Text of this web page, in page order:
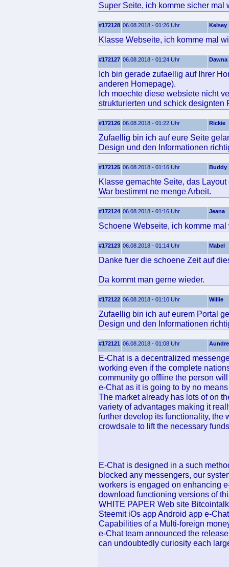
Super Seite, ich komme sicher mal
#172128 06.08.2018 - 01:26 Uhr Kelsey
Klasse Webseite, ich komme mal
#172127 06.08.2018 - 01:24 Uhr Dawna
Ich bin gerade zufaellig auf Ihrer
anderen Homepage).
Ich moechte diese websiete nicht
strukturierten und schick designten
#172126 06.08.2018 - 01:22 Uhr Rickie
Zufaellig bin ich auf eure Seite
Design und den Informationen
#172125 06.08.2018 - 01:16 Uhr Buddy
Klasse gemachte Seite, das
War bestimmt ne menge Arbeit.
#172124 06.08.2018 - 01:16 Uhr Jeana
Schoene Webseite, ich komme
#172123 06.08.2018 - 01:14 Uhr Mabel
Danke fuer die schoene Zeit auf
Da kommt man gerne wieder.
#172122 06.08.2018 - 01:10 Uhr Willie
Zufaellig bin ich auf eurem Portal
Design und den Informationen
#172121 06.08.2018 - 01:08 Uhr
E-Chat is a decentralized
working even if the complete
community go offline the person
e-Chat as it is going to by no
The market already has lots of on
variety of advantages making it
further develop its functionality, the
crowdsale to lift the necessary
E-Chat is designed in a such
blocked any messengers, our
workers is engaged on enhancing
download functioning versions of
WHITE PAPER Web site
Steemit iOs app Android app e-
Capabilities of a Multi-foreign
e-Chat team announced the
can undoubtedly curiosity each